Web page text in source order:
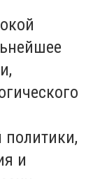
политики,
и